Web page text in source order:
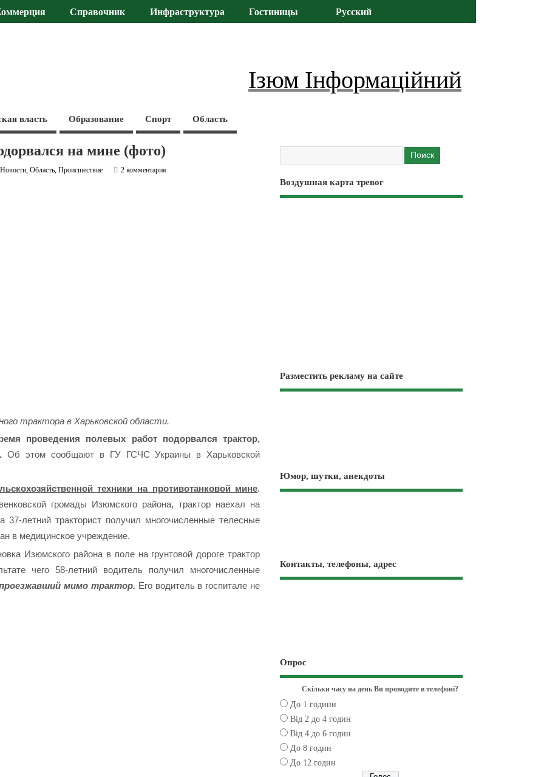
Справочник Инфраструктура Гостиницы Русский
Ізюм Інформаційний
власть Образование Спорт Область
на мине (фото)
Новости,Область,Происшествие
2 комментария
трактора в Харьковской области.
проведения полевых работ подорвался трактор,
Об этом сообщают в ГУ ГСЧС Украины в Харьковской
техники на противотанковой мине.
громады Изюмского района, трактор наехал на
37-летний тракторист получил многочисленные телесные
в медицинское учреждение.
Изюмского района в поле на грунтовой дороге трактор
чего 58-летний водитель получил многочисленные
мимо трактор. Его водитель в госпитале не
Воздушная карта тревог
Разместить рекламу на сайте
Юмор, шутки, анекдоты
Контакты, телефоны, адрес
Опрос
Скільки часу на день Ви проводите в телефоні?
До 1 години
Від 2 до 4 годин
Від 4 до 6 годин
До 8 годин
До 12 годин